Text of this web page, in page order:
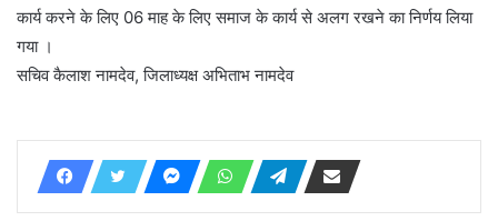
कार्य करने के लिए 06 माह के लिए समाज के कार्य से अलग रखने का निर्णय लिया
गया ।
सचिव कैलाश नामदेव, जिलाध्यक्ष अभिताभ नामदेव